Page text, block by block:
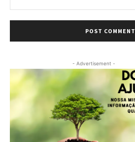
- Advertisement -